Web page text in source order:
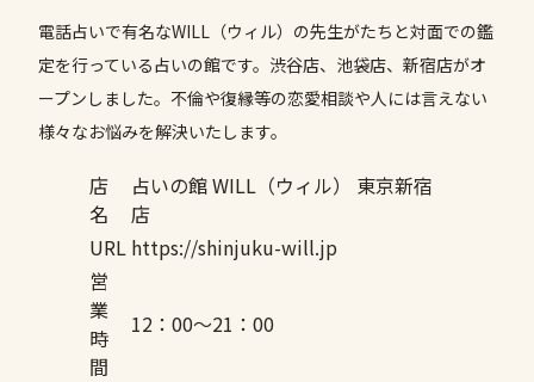
電話占いで有名なWILL（ウィル）の先生がたちと対面での鑑
定を行っている占いの館です。渋谷店、池袋店、新宿店がオ
ープンしました。不倫や復縁等の恋愛相談や人には言えない
様々なお悩みを解決いたします。
店
名
占いの館 WILL（ウィル） 東京新宿
店
URL https://shinjuku-will.jp
営
業
時
間
12：00～21：00